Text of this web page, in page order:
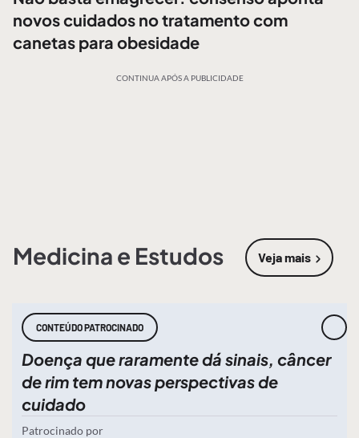
novos cuidados no tratamento com
canetas para obesidade
CONTINUA APÓS A PUBLICIDADE
Medicina e Estudos Veja mais
sobre
CONTEÚDO PATROCINADO
Doença que raramente dá sinais, câncer
de rim tem novas perspectivas de
cuidado
Patrocinado por